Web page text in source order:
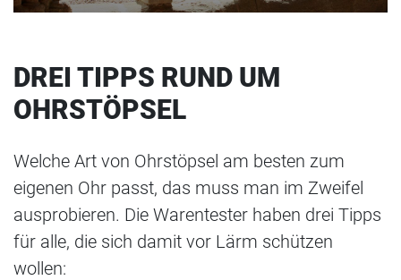
DREI TIPPS RUND UM
OHRSTÖPSEL
Welche Art von Ohrstöpsel am besten zum
eigenen Ohr passt, das muss man im Zweifel
ausprobieren. Die Warentester haben drei Tipps
für alle, die sich damit vor Lärm schützen
wollen: